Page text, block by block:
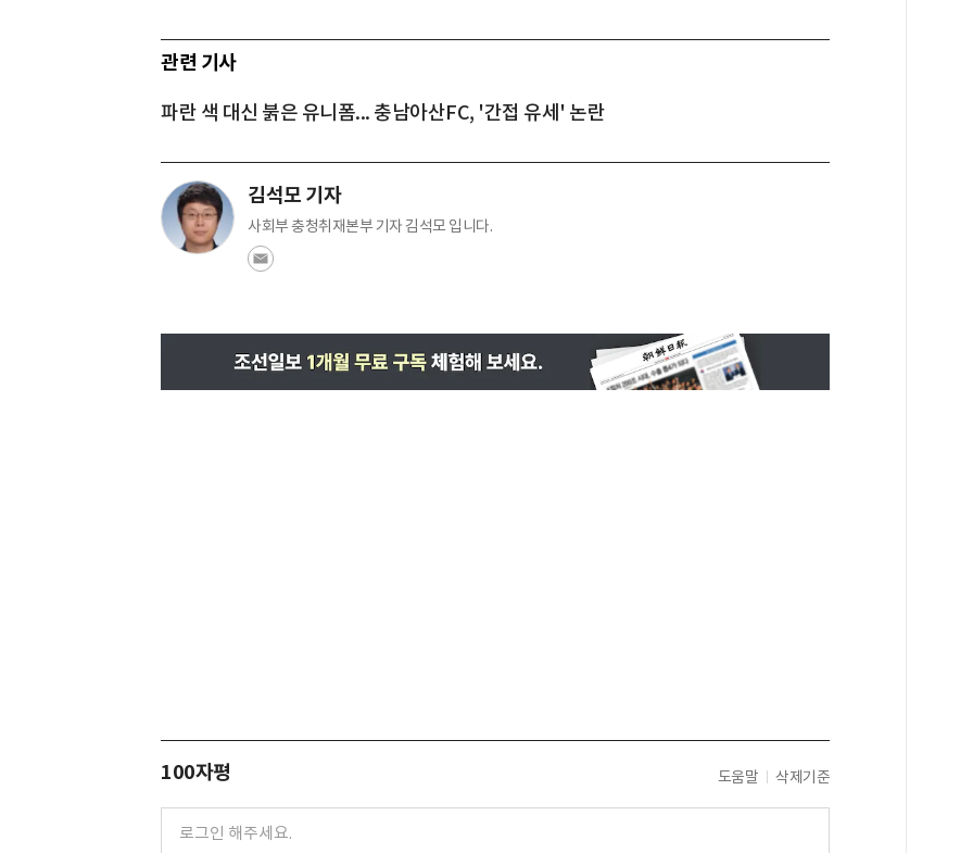
관련 기사
파란 색 대신 붉은 유니폼... 충남아산FC, '간접 유세' 논란
김석모 기자
사회부 충청취재본부 기자 김석모 입니다.
100자평 도움말 삭제기준